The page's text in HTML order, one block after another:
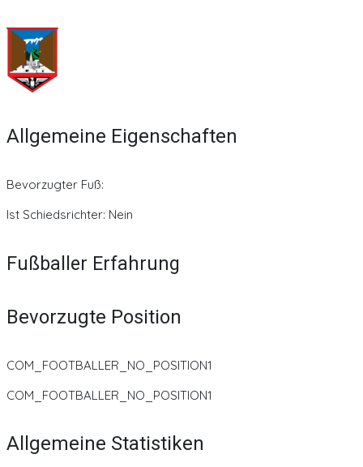
Allgemeine Eigenschaften
Bevorzugter Fuß:
Ist Schiedsrichter: Nein
Fußballer Erfahrung
Bevorzugte Position
COM_FOOTBALLER_NO_POSITION1
COM_FOOTBALLER_NO_POSITION1
Allgemeine Statistiken